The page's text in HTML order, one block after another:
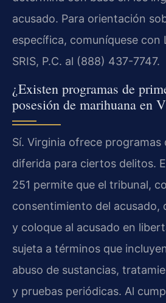
acusado. Para orientación
específica, comuníquese con
SRIS, P.C. al (888) 437-7747.
¿Existen programas de
posesión de marihuana en
Sí. Virginia ofrece programas
diferida para ciertos delitos.
251 permite que el tribunal,
consentimiento del acusado,
y coloque al acusado en
sujeta a términos que
abuso de sustancias,
y pruebas periódicas. Al